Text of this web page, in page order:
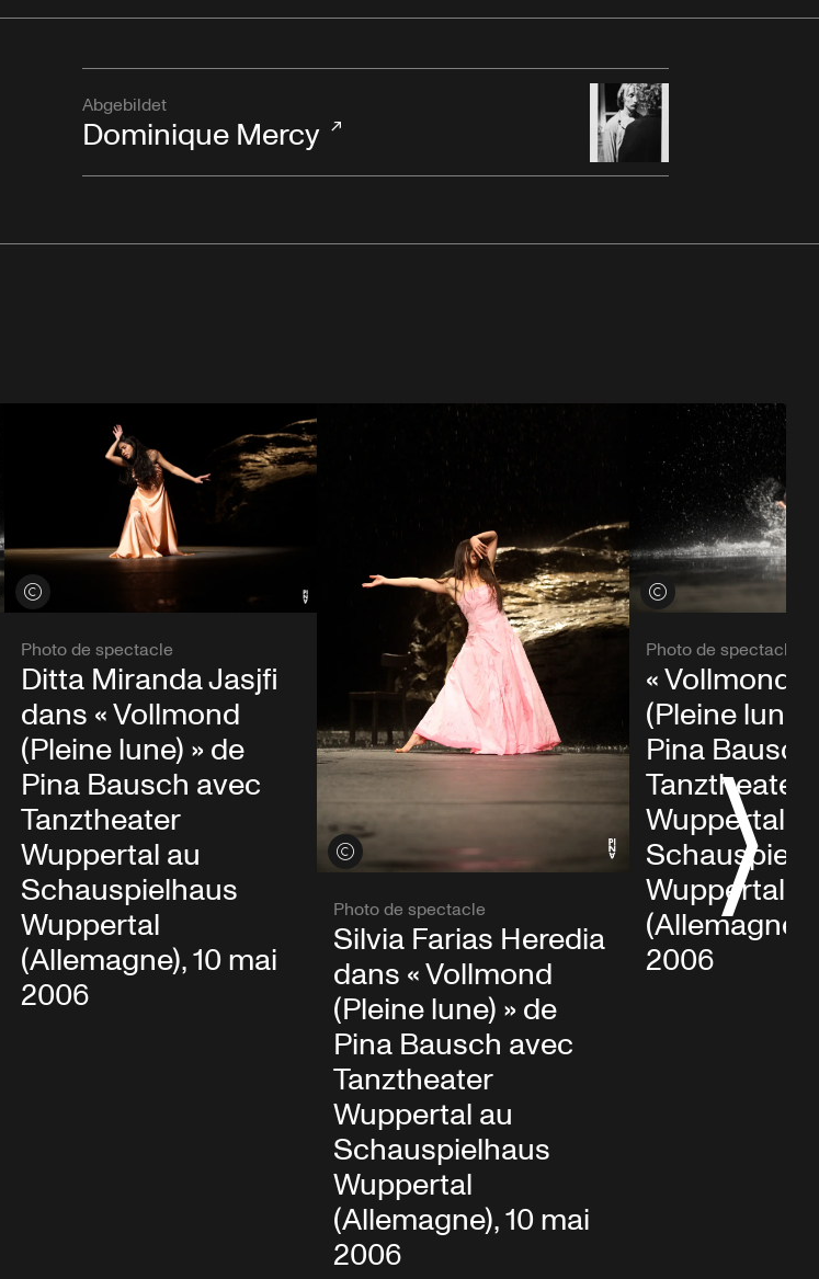
Abgebildet
Dominique Mercy
Voir les crédits
Photo de spectacle
Ditta Miranda Jasjfi
dans « Vollmond
(Pleine lune) » de
Pina Bausch avec
Tanztheater
Wuppertal au
Schauspielhaus
Wuppertal
(Allemagne), 10 mai
2006
Voir les crédits
Photo de spectacle
Silvia Farias Heredia
dans « Vollmond
(Pleine lune) » de
Pina Bausch avec
Tanztheater
Wuppertal au
Schauspielhaus
Wuppertal
(Allemagne), 10 mai
2006
Voir les crédits
Photo de spectacle
« Vollmond
(Pleine lune)
Pina
Tanztheater
Wuppertal
Wuppertal
(Allemagne),
2006